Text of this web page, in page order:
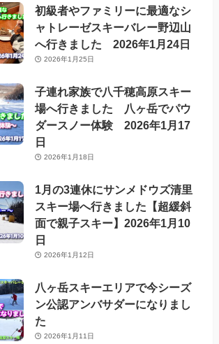
初級者やファミリーに最適なシ
ャトレーゼスキーバレー野辺山
へ行きました 2026年1月24日
2026年1月25日
子連れ家族で八千穂高原スキー
場へ行きました 八ヶ岳でパウ
ダースノー体験 2026年1月17
日
2026年1月18日
1月の3連休にサンメドウズ清里
スキー場へ行きました【超緩斜
面で親子スキー】2026年1月10
日
2026年1月12日
八ヶ岳スキーエリアで今シーズ
ン公認アンバサダーになりまし
た
2026年1月11日